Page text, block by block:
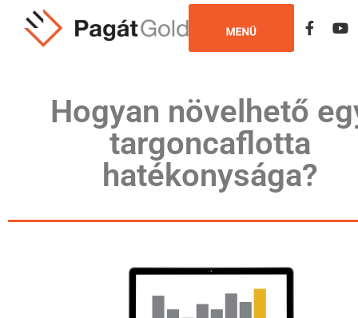
Hogyan növelhető
targoncaflotta
hatékonysága?